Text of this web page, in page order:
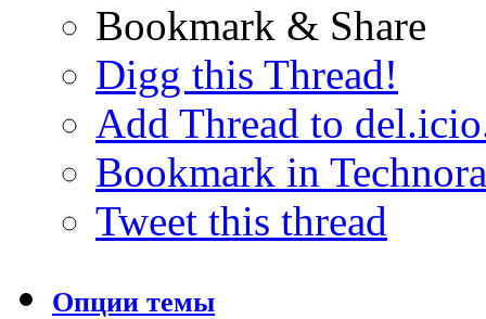
Bookmark & Share
Digg this Thread!
Add Thread to
Bookmark in
Tweet this thread
Опции темы